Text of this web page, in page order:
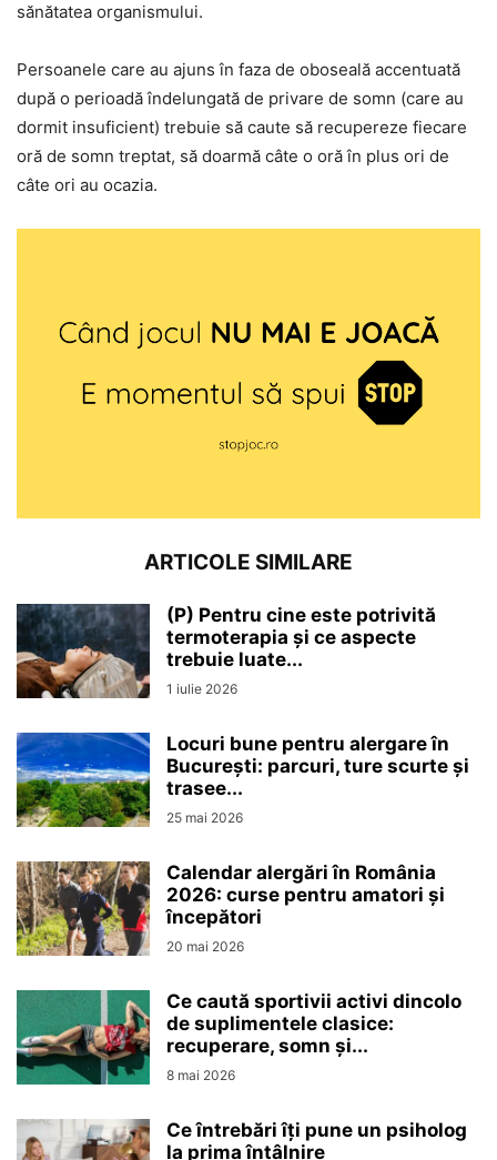
sănătatea organismului.
Persoanele care au ajuns în faza de oboseală accentuată
după o perioadă îndelungată de privare de somn (care au
dormit insuficient) trebuie să caute să recupereze fiecare
oră de somn treptat, să doarmă câte o oră în plus ori de
câte ori au ocazia.
ARTICOLE SIMILARE
(P) Pentru cine este potrivită
termoterapia și ce aspecte
trebuie luate...
1 iulie 2026
Locuri bune pentru alergare în
București: parcuri, ture scurte și
trasee...
25 mai 2026
Calendar alergări în România
2026: curse pentru amatori și
începători
20 mai 2026
Ce caută sportivii activi dincolo
de suplimentele clasice:
recuperare, somn și...
8 mai 2026
Ce întrebări îți pune un psiholog
la prima întâlnire